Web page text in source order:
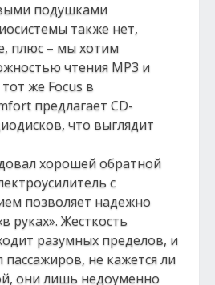
подушками
также нет,
плюс – мы хотим
чтения MP3 и
же Focus в
предлагает CD-
что выглядит
хорошей обратной
с
позволяет надежно
руках». Жесткость
разумных пределов, и
пассажиров, не кажется ли
они лишь недоуменно